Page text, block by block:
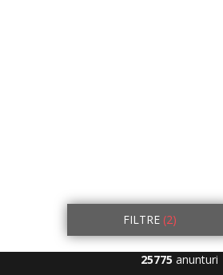
FILTRE (2)
25775 anunturi